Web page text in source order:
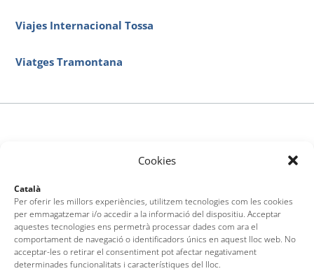
Cookies
Català
Per oferir les millors experiències, utilitzem tecnologies com les cookies
per emmagatzemar i/o accedir a la informació del dispositiu. Acceptar
aquestes tecnologies ens permetrà processar dades com ara el
comportament de navegació o identificadors únics en aquest lloc web. No
acceptar-les o retirar el consentiment pot afectar negativament
determinades funcionalitats i característiques del lloc.
Viajes Internacional Tossa
Viatges Tramontana